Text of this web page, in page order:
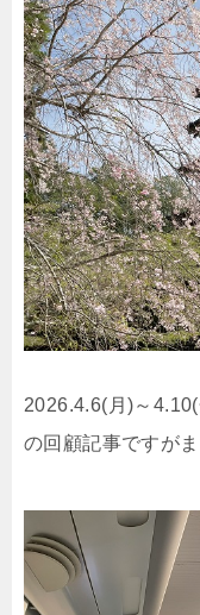
2026.4.6(月)～
の回顧記事ですがま